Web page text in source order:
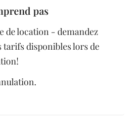
pas
de location - demandez
tarifs disponibles lors de